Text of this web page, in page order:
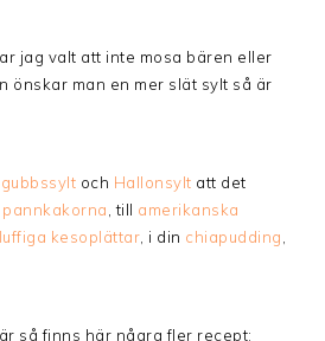
jag valt att inte mosa bären eller
önskar man en mer slät sylt så är
och Hallonsylt att det
pannkakorna, till amerikanska
kesoplättar, i din chiapudding,
så finns här några fler recept: